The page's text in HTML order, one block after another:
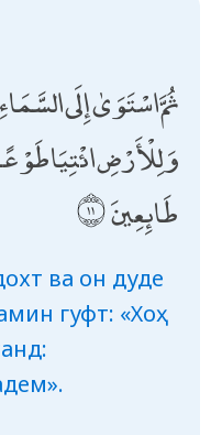
ثُمَّ اسْتَوَىٰ إِلَى
وَلِلْأَرْضِ ائْتِيَا
طَائِعِينَ
ва он дуде
гуфт: «Хоҳ